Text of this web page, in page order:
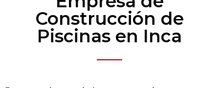
Construcción de
Piscinas en Inca